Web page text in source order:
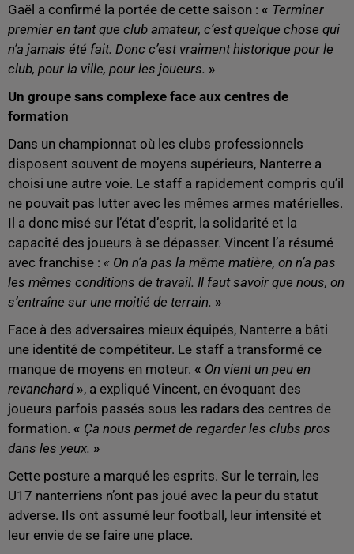
Gaël a confirmé la portée de cette saison : « Terminer
premier en tant que club amateur, c’est quelque chose qui
n’a jamais été fait. Donc c’est vraiment historique pour le
club, pour la ville, pour les joueurs. »
Un groupe sans complexe face aux centres de
formation
Dans un championnat où les clubs professionnels
disposent souvent de moyens supérieurs, Nanterre a
choisi une autre voie. Le staff a rapidement compris qu’il
ne pouvait pas lutter avec les mêmes armes matérielles.
Il a donc misé sur l’état d’esprit, la solidarité et la
capacité des joueurs à se dépasser. Vincent l’a résumé
avec franchise : « On n’a pas la même matière, on n’a pas
les mêmes conditions de travail. Il faut savoir que nous, on
s’entraîne sur une moitié de terrain. »
Face à des adversaires mieux équipés, Nanterre a bâti
une identité de compétiteur. Le staff a transformé ce
manque de moyens en moteur. « On vient un peu en
revanchard», a expliqué Vincent, en évoquant des
joueurs parfois passés sous les radars des centres de
formation. « Ça nous permet de regarder les clubs pros
dans les yeux. »
Cette posture a marqué les esprits. Sur le terrain, les
U17 nanterriens n’ont pas joué avec la peur du statut
adverse. Ils ont assumé leur football, leur intensité et
leur envie de se faire une place.